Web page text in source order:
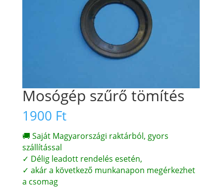
Mosógép szűrő tömítés
1900 Ft
🚚 Saját Magyarországi raktárból, gyors
szállítással
✓ Délig leadott rendelés esetén,
✓ akár a következő munkanapon megérkezhet
a csomag